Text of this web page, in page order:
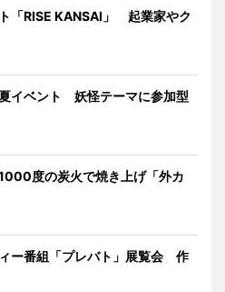
「RISE KANSAI」 起業家やク
イベント 妖怪テーマに参加型
度の炭火で焼き上げ「外カ
ー番組「プレバト」展覧会 作